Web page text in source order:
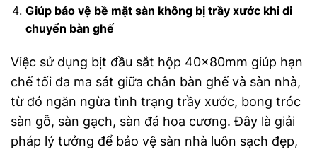
Giúp bảo vệ bề mặt sàn không bị trầy xước khi di
chuyển bàn ghế
Việc sử dụng bịt đầu sắt hộp 40x80mm giúp hạn
chế tối đa ma sát giữa chân bàn ghế và sàn nhà,
từ đó ngăn ngừa tình trạng trầy xước, bong tróc
sàn gỗ, sàn gạch, sàn đá hoa cương. Đây là giải
pháp lý tưởng để bảo vệ sàn nhà luôn sạch đẹp,